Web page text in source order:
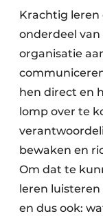
Krachtig leren
onderdeel
organisatie
hen direct en
lomp over te
bewaken en
Om dat te
leren
en dus ook: